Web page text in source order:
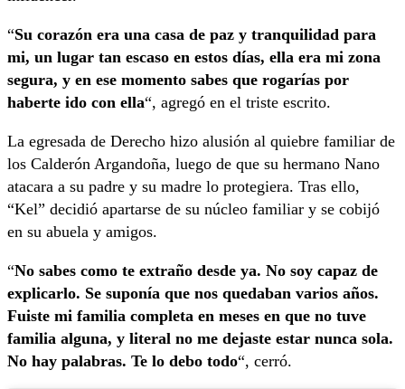
“Su corazón era una casa de paz y tranquilidad para
mi, un lugar tan escaso en estos días, ella era mi zona
segura, y en ese momento sabes que rogarías por
haberte ido con ella“, agregó en el triste escrito.
La egresada de Derecho hizo alusión al quiebre familiar de
los Calderón Argandoña, luego de que su hermano Nano
atacara a su padre y su madre lo protegiera. Tras ello,
“Kel” decidió apartarse de su núcleo familiar y se cobijó
en su abuela y amigos.
“No sabes como te extraño desde ya. No soy capaz de
explicarlo. Se suponía que nos quedaban varios años.
Fuiste mi familia completa en meses en que no tuve
familia alguna, y literal no me dejaste estar nunca sola.
No hay palabras. Te lo debo todo“, cerró.